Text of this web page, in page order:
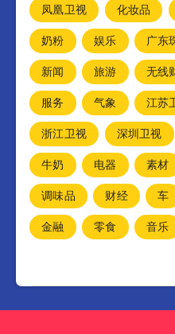
凤凰卫视
化妆品
奶粉
娱乐 广东
新闻
旅游 无线
服务
气象 江苏
浙江卫视
深圳卫视
牛奶
电器 素材
调味品
财经 车
金融
零食 音乐